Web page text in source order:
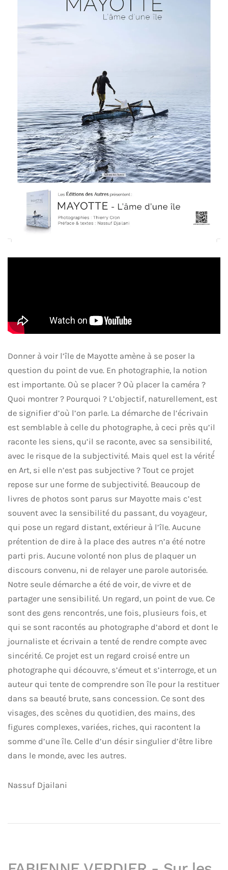
Donner à voir l’île de Mayotte amène à se poser la
question du point de vue. En photographie, la notion
est importante. Où se placer ? Où placer la caméra ?
Quoi montrer ? Pourquoi ? L’objectif, naturellement, est
de signifier d’où l’on parle. La démarche de l’écrivain
est semblable à celle du photographe, à ceci près qu’il
raconte les siens, qu’il se raconte, avec sa sensibilité,
avec le risque de la subjectivité. Mais quel est la vérité́
en Art, si elle n’est pas subjective ? Tout ce projet
repose sur une forme de subjectivité. Beaucoup de
livres de photos sont parus sur Mayotte mais c’est
souvent avec la sensibilité du passant, du voyageur,
qui pose un regard distant, extérieur à l’île. Aucune
prétention de dire à la place des autres n’a été notre
parti pris. Aucune volonté non plus de plaquer un
discours convenu, ni de relayer une parole autorisée.
Notre seule démarche a été de voir, de vivre et de
partager une sensibilité. Un regard, un point de vue. Ce
sont des gens rencontrés, une fois, plusieurs fois, et
qui se sont racontés au photographe d’abord et dont le
journaliste et écrivain a tenté de rendre compte avec
sincérité. Ce projet est un regard croisé entre un
photographe qui découvre, s’émeut et s’interroge, et un
auteur qui tente de comprendre son île pour la restituer
dans sa beauté brute, sans concession. Ce sont des
visages, des scènes du quotidien, des mains, des
figures complexes, variées, riches, qui racontent la
somme d’une île. Celle d’un désir singulier d’être libre
dans le monde, avec les autres.
Nassuf Djailani